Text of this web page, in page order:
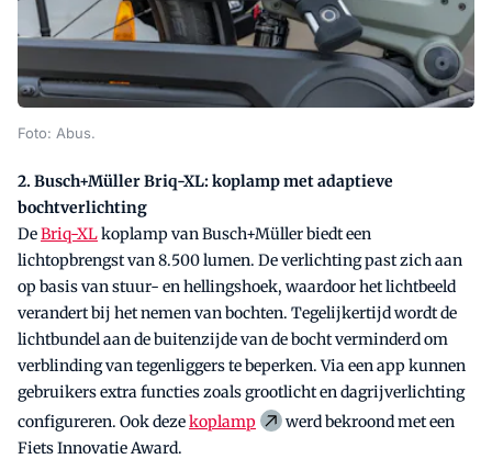
Foto: Abus.
2. Busch+Müller Briq-XL: koplamp met adaptieve
bochtverlichting
DeBriq-XLkoplamp van Busch+Müller biedt een
lichtopbrengst van 8.500 lumen. De verlichting past zich aan
op basis van stuur- en hellingshoek, waardoor het lichtbeeld
verandert bij het nemen van bochten. Tegelijkertijd wordt de
lichtbundel aan de buitenzijde van de bocht verminderd om
verblinding van tegenliggers te beperken. Via een app kunnen
gebruikers extra functies zoals grootlicht en dagrijverlichting
configureren. Ook dezekoplamp
werd bekroond met een
Fiets Innovatie Award.